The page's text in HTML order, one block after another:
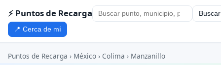
⚡ Puntos de Recarga Buscar
📍 Cerca de mí
Puntos de Recarga › México › Colima › Manzanillo